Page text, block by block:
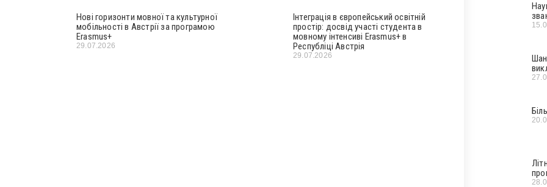
Нові горизонти мовної та культурної
мобільності в Австрії за програмою
Erasmus+
29.07.2026
Інтеграція в європейський освітній
простір: досвід участі студента в
мовному інтенсиві Erasmus+ в
Республіці Австрія
29.07.2026